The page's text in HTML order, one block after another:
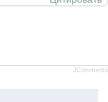
JComments